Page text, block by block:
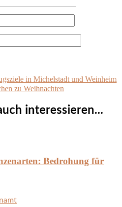
in Michelstadt und Weinheim
zu Weihnachten
interessieren...
Bedrohung für